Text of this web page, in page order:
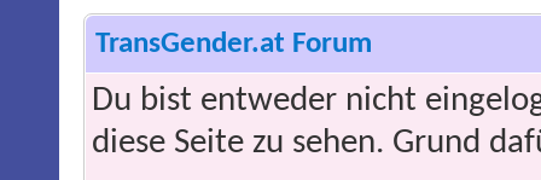
TransGender.at Forum
Du bist entweder nicht
diese Seite zu sehen. Grund